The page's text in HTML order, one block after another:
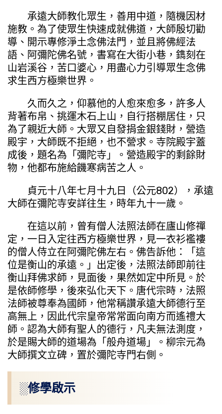
承遠大師教化眾生，善用中道，隨機因材
施教。為了使眾生快速成就佛道，大師殷切勸
導、開示專修淨土念佛法門，並且將佛經法
語、阿彌陀佛名號，書寫在大街小巷，鐫刻在
山岩溪谷，苦口婆心，用盡心力引導眾生念佛
求生西方極樂世界。
久而久之，仰慕他的人愈來愈多，許多人
背著布帛、挑運木石上山，自行搭棚居住，只
為了親近大師。大眾又自發捐金銀錢財，營造
殿宇，大師既不拒絕，也不營求。寺院殿宇蓋
成後，題名為「彌陀寺」。營造殿宇的剩餘財
物，他都布施給饑寒病苦之人。
貞元十八年七月十九日（公元802），承遠
大師在彌陀寺安詳往生，時年九十一歲。
在這以前，曾有僧人法照法師在廬山修禪
定，一日入定往西方極樂世界，見一衣衫襤褸
的僧人侍立在阿彌陀佛左右。佛告訴他：「這
位是衡山的承遠。」出定後，法照法師即前往
衡山拜佛求師，見面後，果然如定中所見。於
是依師修學，後來弘化天下。唐代宗時，法照
法師被尊奉為國師，他常稱讚承遠大師德行至
高無上，因此代宗皇帝常常面向南方而遙禮大
師。認為大師有聖人的德行，凡夫無法測度，
於是賜大師的道場為「般舟道場」。柳宗元為
大師撰文立碑，置於彌陀寺門右側。
░修學啟示